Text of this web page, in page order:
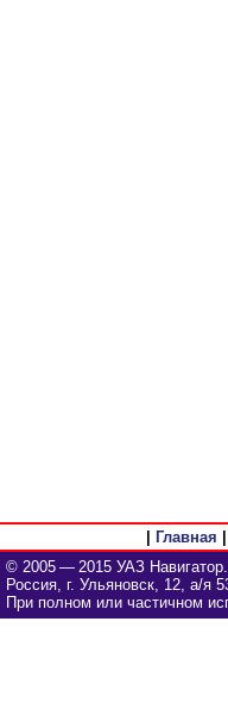
Главная
© 2005 — 2015 УАЗ
Россия, г. Ульяновск, 12, а/я
При полном или частичном